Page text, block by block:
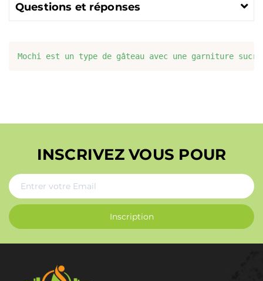
Questions et réponses
Mochi est un type de gâteau avec une garniture
INSCRIVEZ VOUS POUR
Inscription